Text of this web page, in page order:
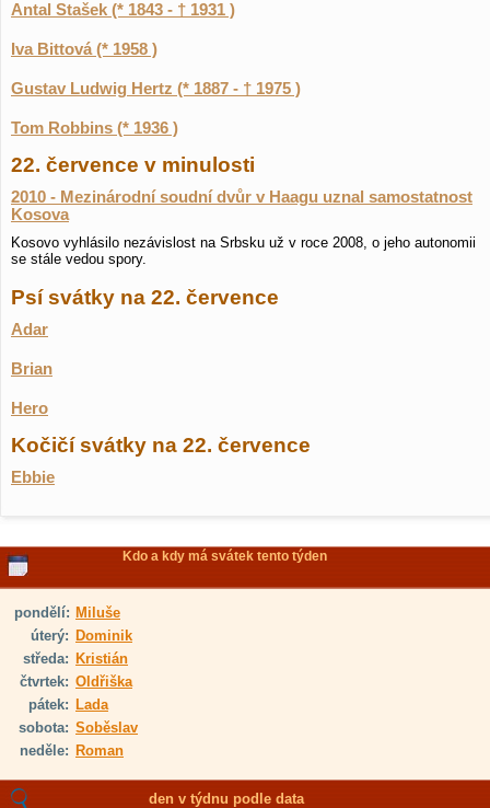
Antal Stašek (* 1843 - † 1931 )
Iva Bittová (* 1958 )
Gustav Ludwig Hertz (* 1887 - † 1975 )
Tom Robbins (* 1936 )
22. července v minulosti
2010 - Mezinárodní soudní dvůr v Haagu uznal samostatnost
Kosova
Kosovo vyhlásilo nezávislost na Srbsku už v roce 2008, o jeho autonomii
se stále vedou spory.
Psí svátky na 22. července
Adar
Brian
Hero
Kočičí svátky na 22. července
Ebbie
Kdo a kdy má svátek tento týden
pondělí: Miluše
úterý: Dominik
středa: Kristián
čtvrtek: Oldřiška
pátek: Lada
sobota: Soběslav
neděle: Roman
den v týdnu podle data